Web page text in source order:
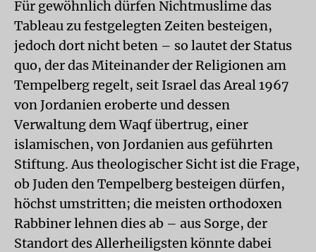
Für gewöhnlich dürfen Nichtmuslime das
Tableau zu festgelegten Zeiten besteigen,
jedoch dort nicht beten – so lautet der Status
quo, der das Miteinander der Religionen am
Tempelberg regelt, seit Israel das Areal 1967
von Jordanien eroberte und dessen
Verwaltung dem Waqf übertrug, einer
islamischen, von Jordanien aus geführten
Stiftung. Aus theologischer Sicht ist die Frage,
ob Juden den Tempelberg besteigen dürfen,
höchst umstritten; die meisten orthodoxen
Rabbiner lehnen dies ab – aus Sorge, der
Standort des Allerheiligsten könnte dabei